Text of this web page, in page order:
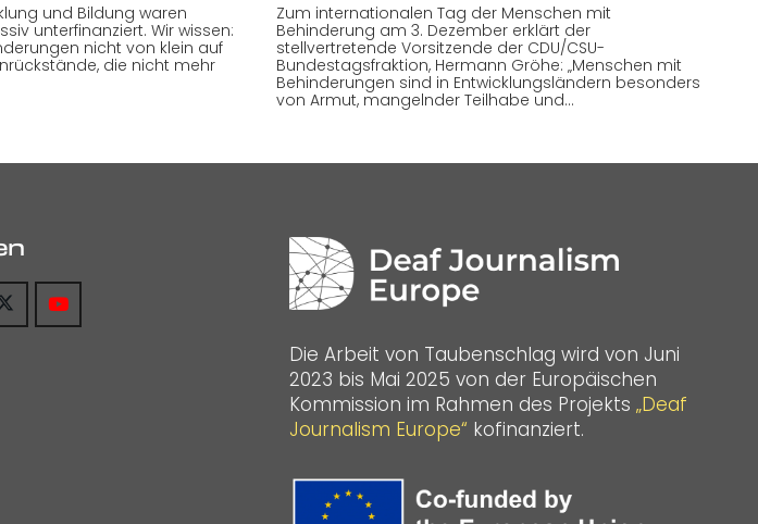
und Bildung waren
unterfinanziert. Wir wissen:
nicht von klein auf
die nicht mehr
Zum internationalen Tag der Menschen mit
Behinderung am 3. Dezember erklärt der
stellvertretende Vorsitzende der CDU/CSU-
Bundestagsfraktion, Hermann Gröhe: „Menschen mit
Behinderungen sind in Entwicklungsländern besonders
von Armut, mangelnder Teilhabe und…
Die Arbeit von Taubenschlag wird von Juni
2023 bis Mai 2025 von der Europäischen
Kommission im Rahmen des Projekts „Deaf
Journalism Europe“ kofinanziert.